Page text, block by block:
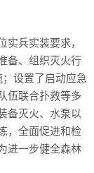
实兵实装要求，
备、组织灭火行
设置了启动应急
伍联合扑救等多
备灭火、水泵以
，全面促进和检
进一步健全森林